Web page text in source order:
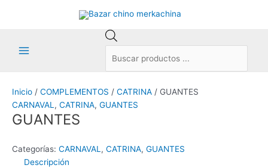
de
productos
Inicio / COMPLEMENTOS / CATRINA / GUANTES
CARNAVAL, CATRINA, GUANTES
GUANTES
Categorías: CARNAVAL, CATRINA, GUANTES
Descripción